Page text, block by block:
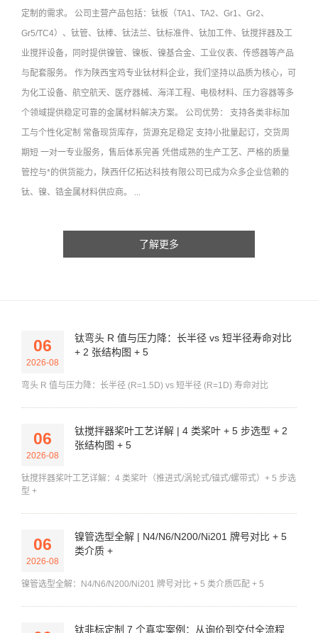
定制的需求。 公司主营产品包括：钛板（TA1、TA2、Gr1、Gr2、
Gr5/TC4）、钛管、钛棒、钛法兰、钛标准件、钛加工件、钛搅拌器及工
业搅拌设备，同时提供镍管、镍板、镍基合金、工业仪表、传感器等产品
与配套服务。 作为陕西宝鸡专业钛材料企业，我们坚持以品质为核心，可
为化工设备、航空航天、医疗器械、海洋工程、电极材料、压力容器等多
个领域提供稳定可靠的金属材料解决方案。 公司优势： 支持各类非标加
工与个性化定制 常备现货库存，货源充足稳定 支持小批量起订，交货周
期短 一对一专业服务，售后体系完善 凭借成熟的生产工艺、严格的质量
管控与*的供货能力，陕西仟亿拓达科技有限公司已成为众多企业信赖的
钛、镍、锆金属材料供应商。 ...
了解更多
06
2026-08
钛弯头 R 值与压力降：长半径 vs 短半径寿命对比
+ 2 张结构图 + 5
弯头 R 值与压力降：长半径 (R=1.5D) vs 短半径 (R=1D) 寿命对比
06
2026-08
钛搅拌器桨叶工艺详解 | 4 类桨叶 + 5 步选型 + 2
张结构图 + 5
钛搅拌器桨叶工艺详解：4 类桨叶（推进式/涡轮式/锚式/螺带式）+ 5 步选
型 +
06
2026-08
镍管选型全解 | N4/N6/N200/Ni201 牌号对比 + 5
类介质 +
镍管选型全解：N4/N6/N200/Ni201 牌号对比 + 5 类介质匹配 + 5
钛非标定制 7 个真实案例：从询价到交付全流程